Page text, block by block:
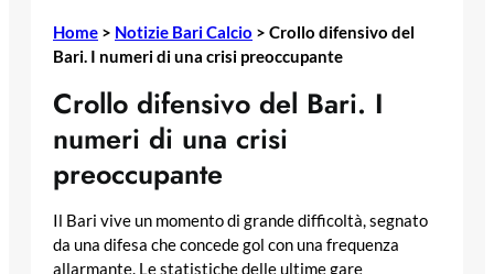
Home > Notizie Bari Calcio > Crollo difensivo del
Bari. I numeri di una crisi preoccupante
Crollo difensivo del Bari. I
numeri di una crisi
preoccupante
Il Bari vive un momento di grande difficoltà, segnato
da una difesa che concede gol con una frequenza
allarmante. Le statistiche delle ultime gare